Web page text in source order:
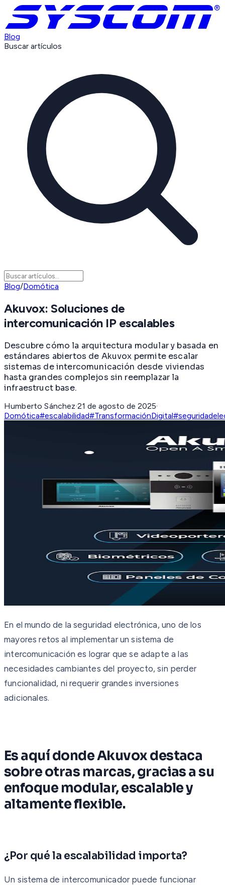
Blog
Buscar artículos
Blog/Domótica
Akuvox: Soluciones de
intercomunicación IP escalables
Descubre cómo la arquitectura modular y basada en
estándares abiertos de Akuvox permite escalar
sistemas de intercomunicación desde viviendas
hasta grandes complejos sin reemplazar la
infraestruct base.
Humberto Sánchez·21 de agosto de 2025·
Domótica#escalabilidad#TransformaciónDigital
En el mundo de la seguridad electrónica, uno de los
mayores retos al implementar un sistema de
intercomunicación es lograr que se adapte a las
necesidades cambiantes del proyecto, sin perder
funcionalidad, ni requerir grandes inversiones
adicionales.
Es aquí donde Akuvox destaca
sobre otras marcas, gracias a su
enfoque modular, escalable y
altamente flexible.
¿Por qué la escalabilidad importa?
Un sistema de intercomunicador puede funcionar